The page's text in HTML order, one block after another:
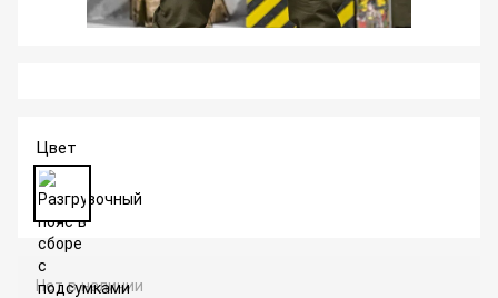
Цвет
Нет в наличии